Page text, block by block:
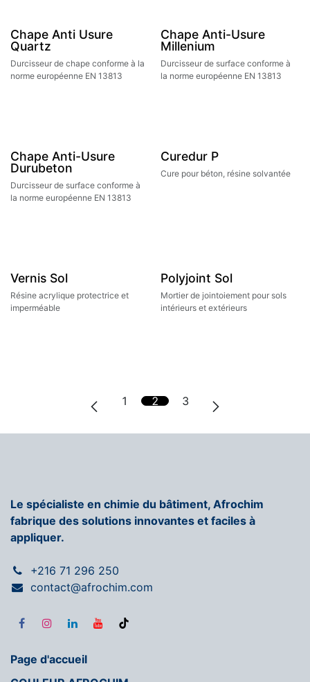
Chape Anti Usure
Quartz
Durcisseur de chape conforme à la
norme européenne EN 13813
Chape Anti-Usure
Millenium
Durcisseur de surface conforme à
la norme européenne EN 13813
Chape Anti-Usure
Durubeton
Durcisseur de surface conforme à
la norme européenne EN 13813
Curedur P
Cure pour béton, résine solvantée
Vernis Sol
Résine acrylique protectrice et
imperméable
Polyjoint Sol
Mortier de jointoiement pour sols
intérieurs et extérieurs
1 2 3
Le spécialiste en chimie du bâtiment, Afrochim
fabrique des solutions innovantes et faciles à
appliquer.
+216 71 296 250
contact@afrochim.com
Page d'accueil